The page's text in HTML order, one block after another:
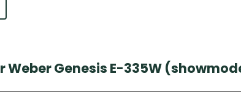
Genesis E-335W